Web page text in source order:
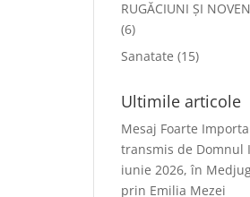
RUGĂCIUNI ȘI
(6)
Sanatate (15)
Ultimile articole
Mesaj Foarte
transmis de Domnul
iunie 2026, în
prin Emilia Mezei